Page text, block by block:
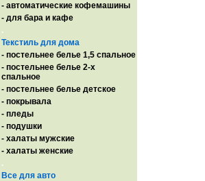
- автоматические кофемашины
- для бара и кафе
.
Текстиль для дома
- постельнее белье 1,5 спальное
- постельнее белье 2-х
спальное
- постельнее белье детское
- покрывала
- пледы
- подушки
- халаты мужские
- халаты женские
.
Все для авто